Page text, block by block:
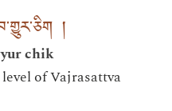
།
chik
of Vajrasattva